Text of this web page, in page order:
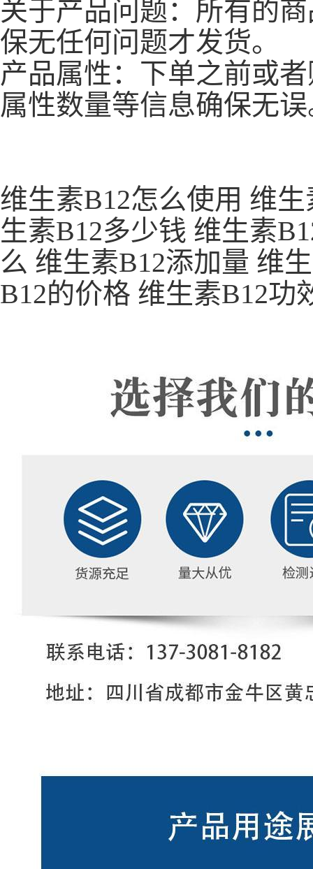
关于产品问题：所有的
保无任何问题才发货。
产品属性：下单之前或
属性数量等信息确保无
维生素B12怎么使用 维
生素B12多少钱 维生素
么 维生素B12添加量 维
B12的价格 维生素B12